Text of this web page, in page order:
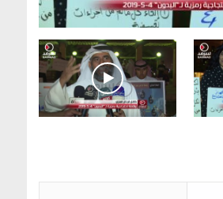
لـ”#البدون” في ساحة الإرادة
مخدرات يعني ولا خمر؟!.